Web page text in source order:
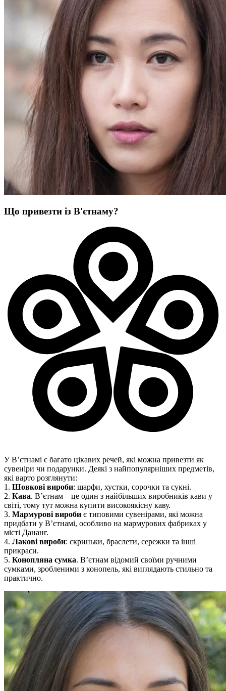
Що привезти із В'єтнаму?
У В’єтнамі є багато цікавих речей, які можна привезти як
сувеніри чи подарунки. Деякі з найпопулярніших предметів,
які варто розглянути:
1. Шовкові вироби: шарфи, хустки, сорочки та сукні.
2. Кава. В’єтнам – це один з найбільших виробників кави у
світі, тому тут можна купити високоякісну каву.
3. Мармурові вироби є типовими сувенірами, які можна
придбати у В’єтнамі, особливо на мармурових фабриках у
місті Дананг.
4. Лакові вироби: скриньки, браслети, сережки та інші
прикраси.
5. Конопляна сумка. В’єтнам відомий своїми ручними
сумками, зробленими з конопель, які виглядають стильно та
практично.